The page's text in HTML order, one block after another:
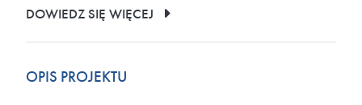
OPIS PROJEKTU
DOWIEDZ SIĘ WIĘCEJ